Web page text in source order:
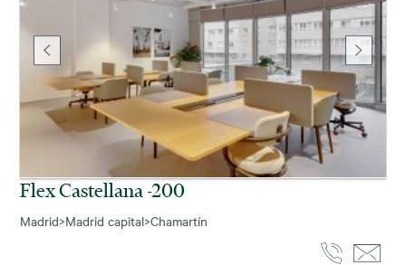
Flex Castellana -200
Madrid>Madrid capital>Chamartín